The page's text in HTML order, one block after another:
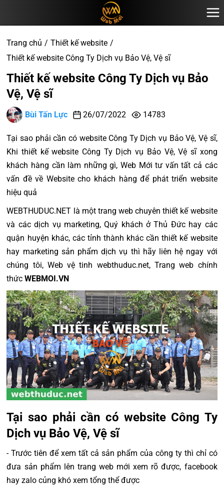
Trang chủ
Thiết kế website
Thiết kế website Công Ty Dịch vụ Bảo Vệ, Vệ sĩ
Thiết kế website Công Ty Dịch vụ Bảo
Vệ, Vệ sĩ
Bùi Tấn Lực 26/07/2022 14783
Tại sao phải cần có website Công Ty Dịch vụ Bảo Vệ, Vệ sĩ,
Khi thiết kế website Công Ty Dịch vụ Bảo Vệ, Vệ sĩ xong
khách hàng cần làm những gì, Web Mới tư vấn tất cả các
vấn đề về Website cho khách hàng để phát triển website
hiệu quả
WEBTHUDUC.NET là một trang web chuyên thiết kế website
và các dịch vụ marketing, Quý khách ở Thủ Đức hay các
quận huyện khác, các tỉnh thành khác cần thiết kế website
hay marketing sản phẩm dịch vụ thì hãy liên hệ ngay với
chúng tôi, Web vệ tinh webthuduc.net, Trang web chính
thứcWEBMOI.VN
Tại sao phải cần có website Công Ty
Dịch vụ Bảo Vệ, Vệ sĩ
- Trước tiên để xem tất cả sản phẩm của công ty thì chỉ có
đưa sản phẩm lên trang web mới xem rõ được, facebook
hay zalo củng khó xem tổng thể được